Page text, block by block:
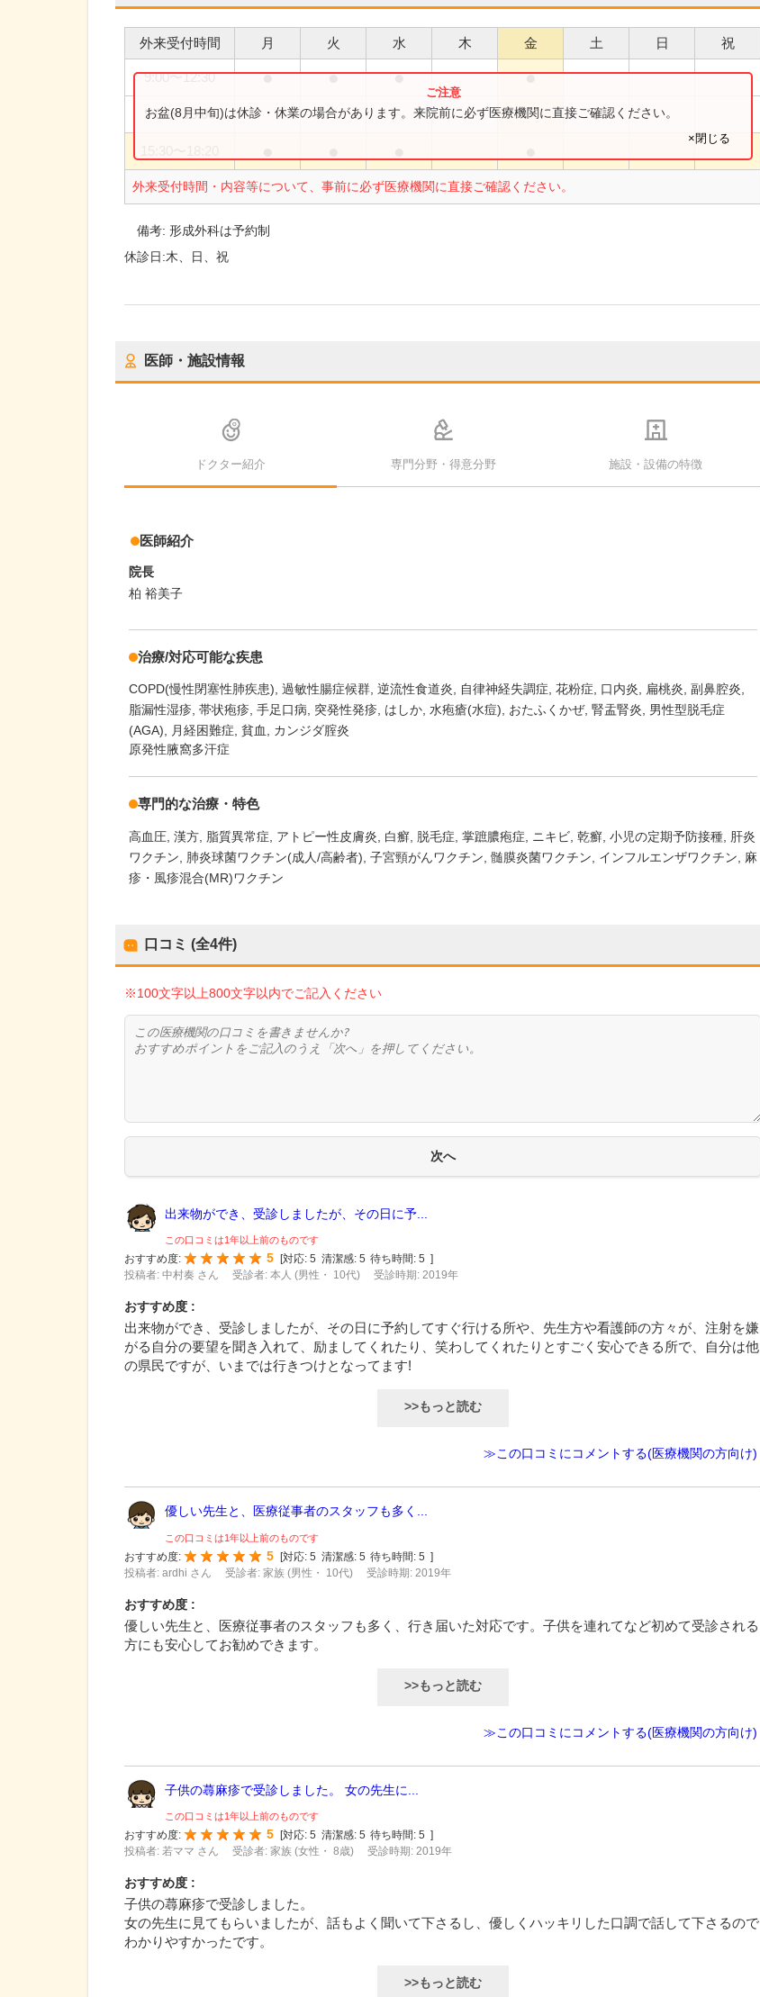
外来受付時間 月 火 水 木 金 土 日 祝
9:00〜12:30 ● ● ● ●
9:00〜13:00 ●
外来受付時間・内容等について、事前に必ず医療機関に直接ご確認ください。
お盆(8月中旬)は休診・休業の場合があります。来院前に必ず医療機関に直接ご確認ください。
×閉じる
備考:形成外科は予約制
休診日:木、日、祝
医師・施設情報
ドクター紹介 専門分野・得意分野 施設・設備の特徴
医師紹介
院長
柏 裕美子
治療/対応可能な疾患
COPD(慢性閉塞性肺疾患) 過敏性腸症候群 逆流性食道炎 自律神経失調症 花粉症 口内炎 扁桃炎 副鼻腔炎
脂漏性湿疹 帯状疱疹 手足口病 突発性発疹 はしか 水疱瘡(水痘) おたふくかぜ 腎盂腎炎
男性型脱毛症
(AGA)
月経困難症 貧血
カンジダ腟炎
原発性腋窩多汗症
専門的な治療・特色
高血圧 漢方 脂質異常症 アトピー性皮膚炎 白癬 脱毛症 掌蹠膿疱症 ニキビ 乾癬 小児の定期予防接種
肝炎
ワクチン
肺炎球菌ワクチン(成人/高齢者) 子宮頸がんワクチン 髄膜炎菌ワクチン インフルエンザワクチン
麻
疹・風疹混合(MR)ワクチン
口コミ (全4件)
※100文字以上800文字以内でご記入ください
出来物ができ、受診しましたが、その日に予...
この口コミは1年以上前のものです
おすすめ度:
5 [対応: 5 清潔感: 5 待ち時間: 5 ]
投稿者: 中村奏 さん
受診者: 本人 (男性・ 10代) 受診時期: 2019年
おすすめ度 :
出来物ができ、受診しましたが、その日に予約してすぐ行ける所や、先生方や看護師の方々が、注射を嫌
がる自分の要望を聞き入れて、励ましてくれたり、笑わしてくれたりとすごく安心できる所で、自分は他
の県民ですが、いまでは行きつけとなってます!
>>もっと読む
≫この口コミにコメントする(医療機関の方向け)
優しい先生と、医療従事者のスタッフも多く...
この口コミは1年以上前のものです
おすすめ度:
5 [対応: 5 清潔感: 5 待ち時間: 5 ]
投稿者: ardhi さん
受診者: 家族 (男性・ 10代) 受診時期: 2019年
おすすめ度 :
優しい先生と、医療従事者のスタッフも多く、行き届いた対応です。子供を連れてなど初めて受診される
方にも安心してお勧めできます。
>>もっと読む
≫この口コミにコメントする(医療機関の方向け)
子供の蕁麻疹で受診しました。 女の先生に...
この口コミは1年以上前のものです
おすすめ度:
5 [対応: 5 清潔感: 5 待ち時間: 5 ]
投稿者: 若ママ さん
受診者: 家族 (女性・ 8歳) 受診時期: 2019年
おすすめ度 :
子供の蕁麻疹で受診しました。
女の先生に見てもらいましたが、話もよく聞いて下さるし、優しくハッキリした口調で話して下さるので
わかりやすかったです。
>>もっと読む